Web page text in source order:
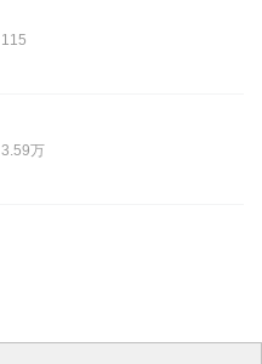
115
3.59万